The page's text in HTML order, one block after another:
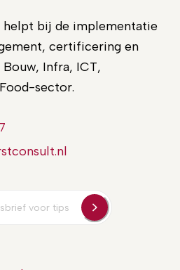
helpt bij de implementatie
certificering en
Infra, ICT,
sector.